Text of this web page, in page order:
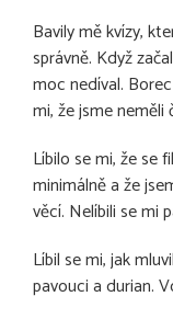
Bavily mě kvízy,
správně. Když
moc nedíval.
mi, že jsme neměli
Líbilo se mi, že se
minimálně a že
věcí. Nelíbili se mi
Líbil se mi, jak
pavouci a durian.